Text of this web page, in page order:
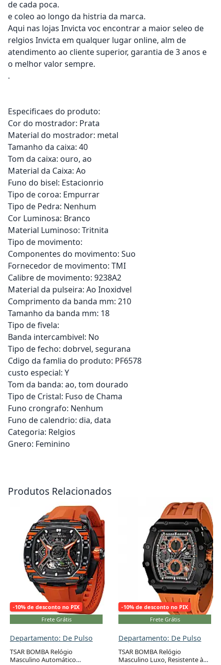
de cada poca.
e coleo ao longo da histria da marca.
Aqui nas lojas Invicta voc encontrar a maior seleo de
relgios Invicta em qualquer lugar online, alm de
atendimento ao cliente superior, garantia de 3 anos e
o melhor valor sempre.
.
Especificaes do produto:
Cor do mostrador: Prata
Material do mostrador: metal
Tamanho da caixa: 40
Tom da caixa: ouro, ao
Material da Caixa: Ao
Funo do bisel: Estacionrio
Tipo de coroa: Empurrar
Tipo de Pedra: Nenhum
Cor Luminosa: Branco
Material Luminoso: Tritnita
Tipo de movimento:
Componentes do movimento: Suo
Fornecedor de movimento: TMI
Calibre de movimento: 9238A2
Material da pulseira: Ao Inoxidvel
Comprimento da banda mm: 210
Tamanho da banda mm: 18
Tipo de fivela:
Banda intercambivel: No
Tipo de fecho: dobrvel, segurana
Cdigo da famlia do produto: PF6578
custo especial: Y
Tom da banda: ao, tom dourado
Tipo de Cristal: Fuso de Chama
Funo crongrafo: Nenhum
Funo de calendrio: dia, data
Categoria: Relgios
Gnero: Feminino
Produtos Relacionados
-10% de desconto no PIX
Frete Grátis
Departamento: De Pulso
TSAR BOMBA Relógio
Masculino Automático
-10% de desconto no PIX
Frete Grátis
Departamento: De Pulso
TSAR BOMBA Relógio
Masculino Luxo, Resistente à
Adicionar ao carrinho Adicionar ao carrinho